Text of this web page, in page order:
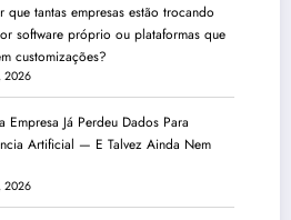
que tantas empresas estão trocando
software próprio ou plataformas que
customizações?
2026
Empresa Já Perdeu Dados Para
Artificial — E Talvez Ainda Nem
2026